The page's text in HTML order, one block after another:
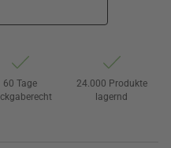
60 Tage
24.000 Produkte
lagernd